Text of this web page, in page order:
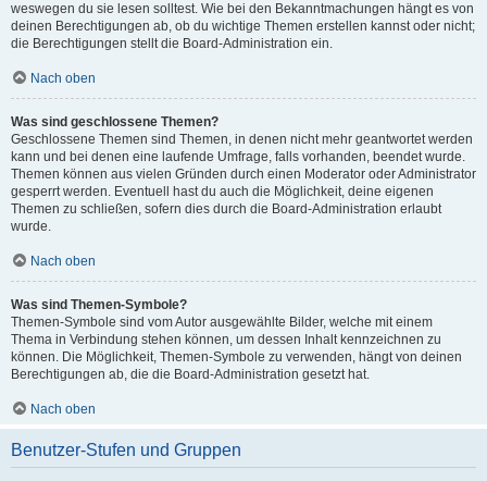
weswegen du sie lesen solltest. Wie bei den Bekanntmachungen hängt es von
deinen Berechtigungen ab, ob du wichtige Themen erstellen kannst oder nicht;
die Berechtigungen stellt die Board-Administration ein.
Nach oben
Was sind geschlossene Themen?
Geschlossene Themen sind Themen, in denen nicht mehr geantwortet werden
kann und bei denen eine laufende Umfrage, falls vorhanden, beendet wurde.
Themen können aus vielen Gründen durch einen Moderator oder Administrator
gesperrt werden. Eventuell hast du auch die Möglichkeit, deine eigenen
Themen zu schließen, sofern dies durch die Board-Administration erlaubt
wurde.
Nach oben
Was sind Themen-Symbole?
Themen-Symbole sind vom Autor ausgewählte Bilder, welche mit einem
Thema in Verbindung stehen können, um dessen Inhalt kennzeichnen zu
können. Die Möglichkeit, Themen-Symbole zu verwenden, hängt von deinen
Berechtigungen ab, die die Board-Administration gesetzt hat.
Nach oben
Benutzer-Stufen und Gruppen